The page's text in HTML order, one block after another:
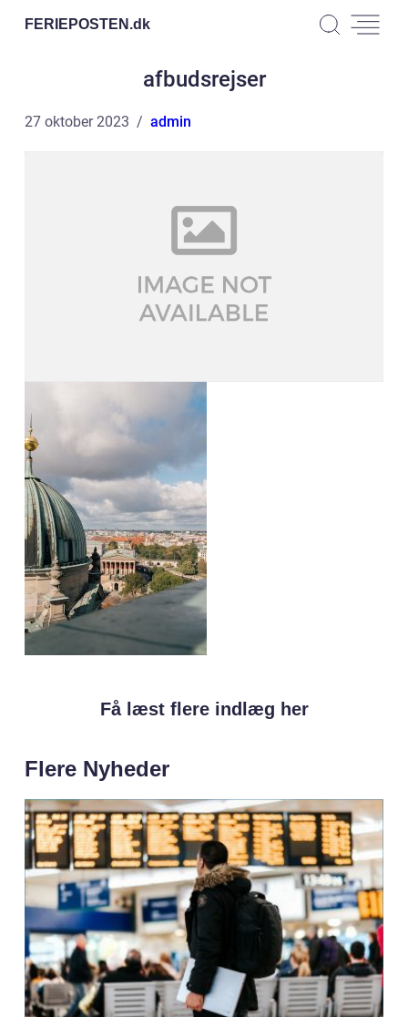
FERIEPOSTEN.dk
afbudsrejser
27 oktober 2023 admin
Få læst flere indlæg her
Flere Nyheder